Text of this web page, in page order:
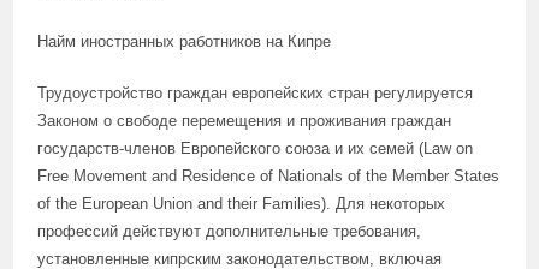
Найм иностранных работников на Кипре
Трудоустройство граждан европейских стран регулируется
Законом о свободе перемещения и проживания граждан
государств-членов Европейского союза и их семей (Law on
Free Movement and Residence of Nationals of the Member States
of the European Union and their Families). Для некоторых
профессий действуют дополнительные требования,
установленные кипрским законодательством, включая